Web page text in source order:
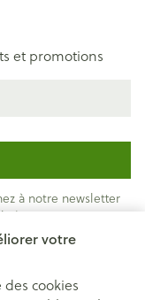
votre
cookies
et promotions
à notre newsletter
.